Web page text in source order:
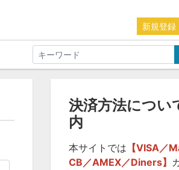
新規登録
決済方法につい
内
本サイトでは 【VISA／
CB／AMEX／Diners】